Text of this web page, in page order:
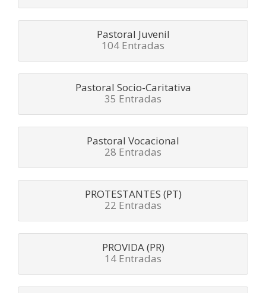
Pastoral Juvenil
104 Entradas
Pastoral Socio-Caritativa
35 Entradas
Pastoral Vocacional
28 Entradas
PROTESTANTES (PT)
22 Entradas
PROVIDA (PR)
14 Entradas